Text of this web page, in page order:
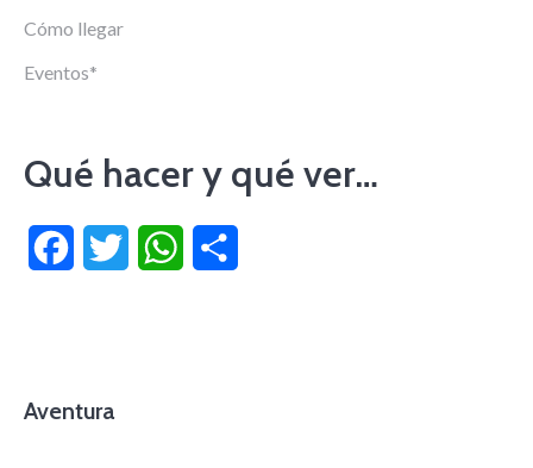
Cómo llegar
Eventos*
Qué hacer y qué ver…
FacebookTwitter WhatsApp
Aventura